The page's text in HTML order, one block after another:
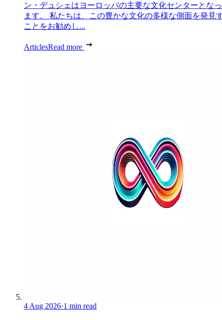
ン・デュシェはヨーロッパの主要な文化センターとな
ます。 私たちは、この豊かな文化の多様な側面を発見
ことをお勧めし...
ArticlesRead more
4 Aug 2026·1 min read